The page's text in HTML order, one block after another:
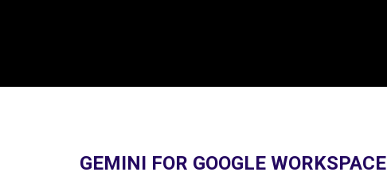
GEMINI FOR GOOGLE WORKSPACE